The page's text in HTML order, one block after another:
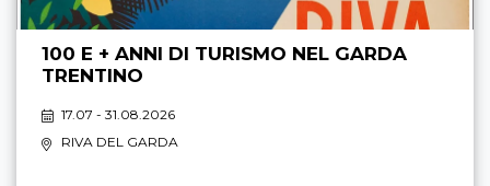
100 E + ANNI DI TURISMO NEL GARDA
TRENTINO
17.07 - 31.08.2026
RIVA DEL GARDA